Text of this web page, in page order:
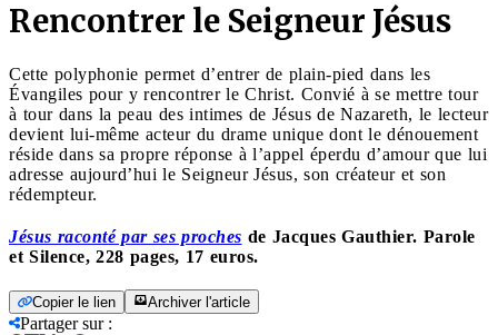
Rencontrer le Seigneur Jésus
Cette polyphonie permet d’entrer de plain-pied dans les
Évangiles pour y rencontrer le Christ. Convié à se mettre tour
à tour dans la peau des intimes de Jésus de Nazareth, le lecteur
devient lui-même acteur du drame unique dont le dénouement
réside dans sa propre réponse à l’appel éperdu d’amour que lui
adresse aujourd’hui le Seigneur Jésus, son créateur et son
rédempteur.
Jésus raconté par ses proches de Jacques Gauthier. Parole
et Silence, 228 pages, 17 euros.
Copier le lien Archiver l'article
Partager sur: